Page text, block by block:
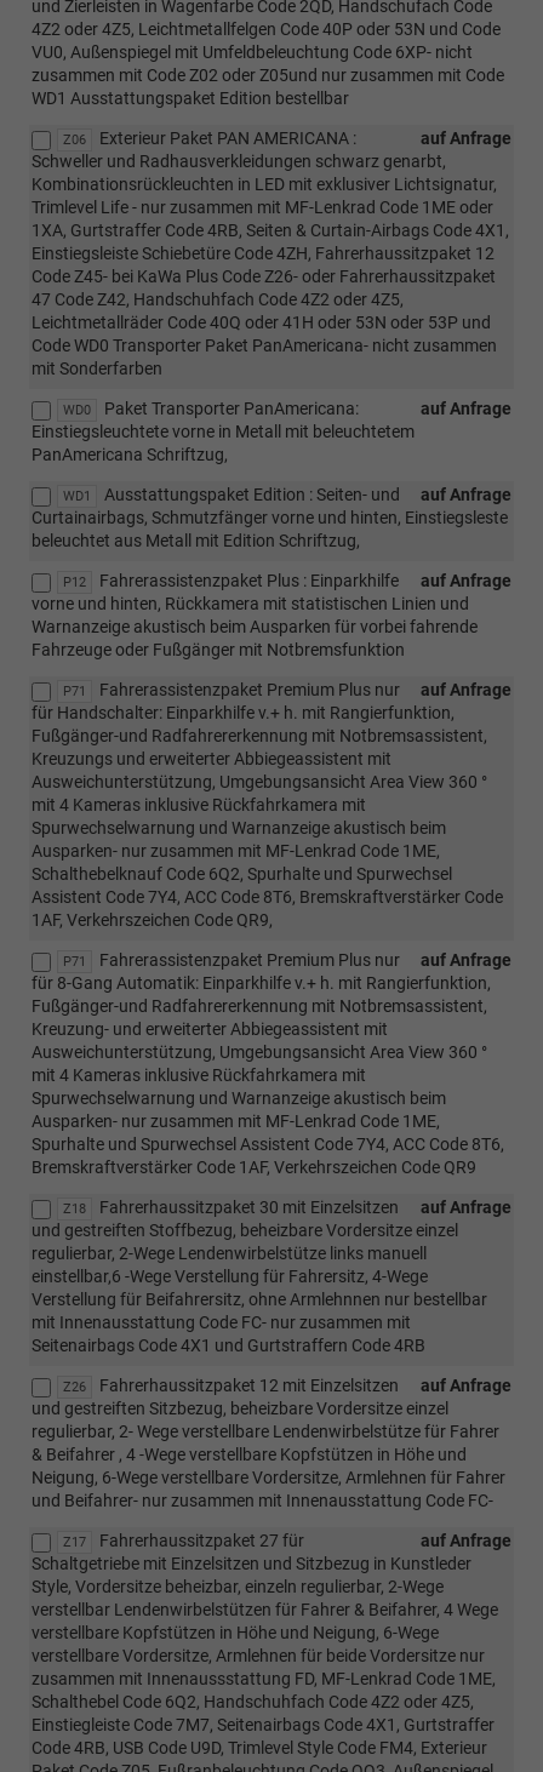
und Zierleisten in Wagenfarbe Code 2QD, Handschufach Code
4Z2 oder 4Z5, Leichtmetallfelgen Code 40P oder 53N und Code
VU0, Außenspiegel mit Umfeldbeleuchtung Code 6XP- nicht
zusammen mit Code Z02 oder Z05und nur zusammen mit Code
WD1 Ausstattungspaket Edition bestellbar
Z06 auf Anfrage
Exterieur Paket PAN AMERICANA :
Schweller und Radhausverkleidungen schwarz genarbt,
Kombinationsrückleuchten in LED mit exklusiver Lichtsignatur,
Trimlevel Life - nur zusammen mit MF-Lenkrad Code 1ME oder
1XA, Gurtstraffer Code 4RB, Seiten & Curtain-Airbags Code 4X1,
Einstiegsleiste Schiebetüre Code 4ZH, Fahrerhaussitzpaket 12
Code Z45- bei KaWa Plus Code Z26- oder Fahrerhaussitzpaket
47 Code Z42, Handschuhfach Code 4Z2 oder 4Z5,
Leichtmetallräder Code 40Q oder 41H oder 53N oder 53P und
Code WD0 Transporter Paket PanAmericana- nicht zusammen
mit Sonderfarben
WD0 auf Anfrage
Paket Transporter PanAmericana:
Einstiegsleuchtete vorne in Metall mit beleuchtetem
PanAmericana Schriftzug,
WD1 auf Anfrage
Ausstattungspaket Edition : Seiten- und
Curtainairbags, Schmutzfänger vorne und hinten, Einstiegsleste
beleuchtet aus Metall mit Edition Schriftzug,
P12 auf Anfrage
Fahrerassistenzpaket Plus : Einparkhilfe
vorne und hinten, Rückkamera mit statistischen Linien und
Warnanzeige akustisch beim Ausparken für vorbei fahrende
Fahrzeuge oder Fußgänger mit Notbremsfunktion
P71 auf Anfrage
Fahrerassistenzpaket Premium Plus nur
für Handschalter: Einparkhilfe v.+ h. mit Rangierfunktion,
Fußgänger-und Radfahrererkennung mit Notbremsassistent,
Kreuzungs und erweiterter Abbiegeassistent mit
Ausweichunterstützung, Umgebungsansicht Area View 360 °
mit 4 Kameras inklusive Rückfahrkamera mit
Spurwechselwarnung und Warnanzeige akustisch beim
Ausparken- nur zusammen mit MF-Lenkrad Code 1ME,
Schalthebelknauf Code 6Q2, Spurhalte und Spurwechsel
Assistent Code 7Y4, ACC Code 8T6, Bremskraftverstärker Code
1AF, Verkehrszeichen Code QR9,
P71 auf Anfrage
Fahrerassistenzpaket Premium Plus nur
für 8-Gang Automatik: Einparkhilfe v.+ h. mit Rangierfunktion,
Fußgänger-und Radfahrererkennung mit Notbremsassistent,
Kreuzung- und erweiterter Abbiegeassistent mit
Ausweichunterstützung, Umgebungsansicht Area View 360 °
mit 4 Kameras inklusive Rückfahrkamera mit
Spurwechselwarnung und Warnanzeige akustisch beim
Ausparken- nur zusammen mit MF-Lenkrad Code 1ME,
Spurhalte und Spurwechsel Assistent Code 7Y4, ACC Code 8T6,
Bremskraftverstärker Code 1AF, Verkehrszeichen Code QR9
Z18 auf Anfrage
Fahrerhaussitzpaket 30 mit Einzelsitzen
und gestreiften Stoffbezug, beheizbare Vordersitze einzel
regulierbar, 2-Wege Lendenwirbelstütze links manuell
einstellbar,6 -Wege Verstellung für Fahrersitz, 4-Wege
Verstellung für Beifahrersitz, ohne Armlehnnen nur bestellbar
mit Innenausstattung Code FC- nur zusammen mit
Seitenairbags Code 4X1 und Gurtstraffern Code 4RB
Z26 auf Anfrage
Fahrerhaussitzpaket 12 mit Einzelsitzen
und gestreiften Sitzbezug, beheizbare Vordersitze einzel
regulierbar, 2- Wege verstellbare Lendenwirbelstütze für Fahrer
& Beifahrer , 4 -Wege verstellbare Kopfstützen in Höhe und
Neigung, 6-Wege verstellbare Vordersitze, Armlehnen für Fahrer
und Beifahrer- nur zusammen mit Innenausstattung Code FC-
Z17 auf Anfrage
Fahrerhaussitzpaket 27 für
Schaltgetriebe mit Einzelsitzen und Sitzbezug in Kunstleder
Style, Vordersitze beheizbar, einzeln regulierbar, 2-Wege
verstellbar Lendenwirbelstützen für Fahrer & Beifahrer, 4 Wege
verstellbare Kopfstützen in Höhe und Neigung, 6-Wege
verstellbare Vordersitze, Armlehnen für beide Vordersitze nur
zusammen mit Innenaussstattung FD, MF-Lenkrad Code 1ME,
Schalthebel Code 6Q2, Handschuhfach Code 4Z2 oder 4Z5,
Einstiegleiste Code 7M7, Seitenairbags Code 4X1, Gurtstraffer
Code 4RB, USB Code U9D, Trimlevel Style Code FM4, Exterieur